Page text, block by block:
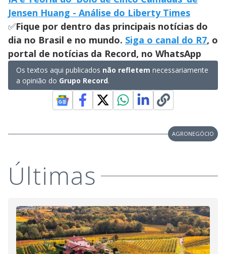
Jensen Huang - Análise do Liberty Times
✅Fique por dentro das principais notícias do
dia no Brasil e no mundo. Siga o canal do R7, o
portal de notícias da Record, no WhatsApp
Os textos aqui publicados não refletem necessariamente
a opinião do Grupo Record.
AGRONEGÓCIO
Últimas